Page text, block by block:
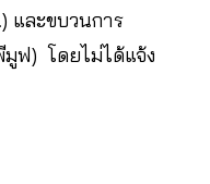
และขบวนการ
ฟ) โดยไม่ได้แจ้ง